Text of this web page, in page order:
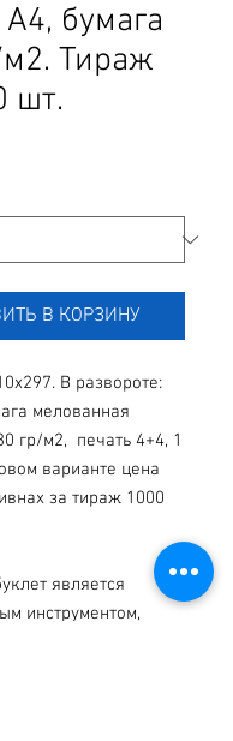
бумага
Тираж
шт.
В КОРЗИНУ
В развороте:
мелованная
гр/м2,  печать 4+4, 1
варианте цена
за тираж 1000
является
инструментом,